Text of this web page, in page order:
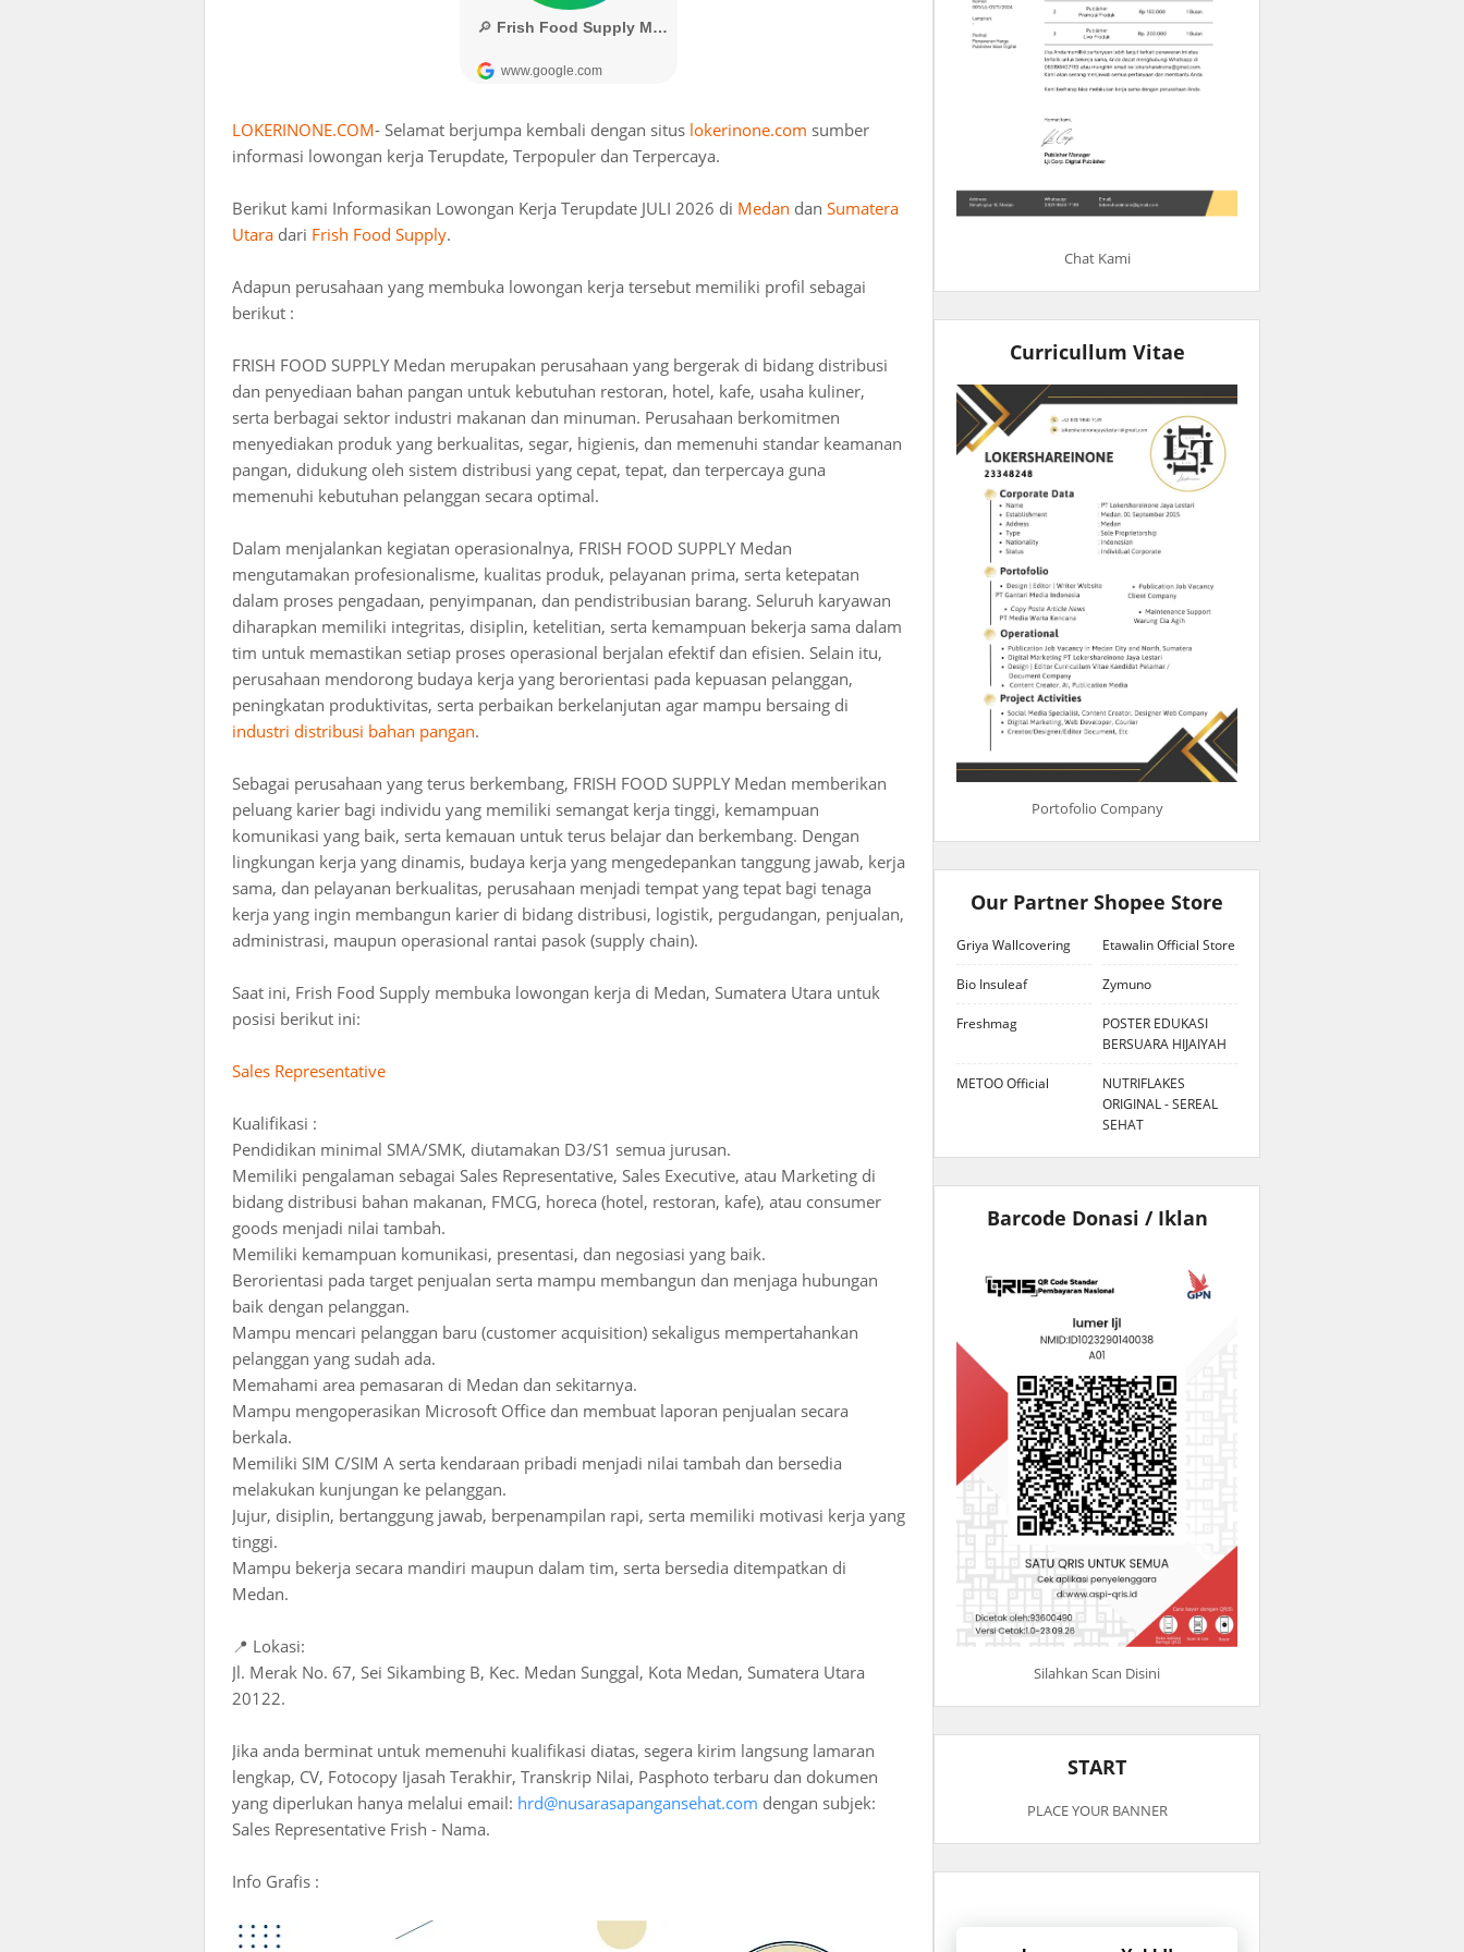
LOKERINONE.COM- Selamat berjumpa kembali dengan situs lokerinone.com sumber
informasi lowongan kerja Terupdate, Terpopuler dan Terpercaya.
Berikut kami Informasikan Lowongan Kerja Terupdate JULI 2026 di Medan dan Sumatera
Utara dari Frish Food Supply.
Adapun perusahaan yang membuka lowongan kerja tersebut memiliki profil sebagai
berikut :
FRISH FOOD SUPPLY Medan merupakan perusahaan yang bergerak di bidang distribusi
dan penyediaan bahan pangan untuk kebutuhan restoran, hotel, kafe, usaha kuliner,
serta berbagai sektor industri makanan dan minuman. Perusahaan berkomitmen
menyediakan produk yang berkualitas, segar, higienis, dan memenuhi standar keamanan
pangan, didukung oleh sistem distribusi yang cepat, tepat, dan terpercaya guna
memenuhi kebutuhan pelanggan secara optimal.
Dalam menjalankan kegiatan operasionalnya, FRISH FOOD SUPPLY Medan
mengutamakan profesionalisme, kualitas produk, pelayanan prima, serta ketepatan
dalam proses pengadaan, penyimpanan, dan pendistribusian barang. Seluruh karyawan
diharapkan memiliki integritas, disiplin, ketelitian, serta kemampuan bekerja sama dalam
tim untuk memastikan setiap proses operasional berjalan efektif dan efisien. Selain itu,
perusahaan mendorong budaya kerja yang berorientasi pada kepuasan pelanggan,
peningkatan produktivitas, serta perbaikan berkelanjutan agar mampu bersaing di
industri distribusi bahan pangan.
Sebagai perusahaan yang terus berkembang, FRISH FOOD SUPPLY Medan memberikan
peluang karier bagi individu yang memiliki semangat kerja tinggi, kemampuan
komunikasi yang baik, serta kemauan untuk terus belajar dan berkembang. Dengan
lingkungan kerja yang dinamis, budaya kerja yang mengedepankan tanggung jawab, kerja
sama, dan pelayanan berkualitas, perusahaan menjadi tempat yang tepat bagi tenaga
kerja yang ingin membangun karier di bidang distribusi, logistik, pergudangan, penjualan,
administrasi, maupun operasional rantai pasok (supply chain).
Saat ini, Frish Food Supply membuka lowongan kerja di Medan, Sumatera Utara untuk
posisi berikut ini:
Sales Representative
Kualifikasi :
Pendidikan minimal SMA/SMK, diutamakan D3/S1 semua jurusan.
Memiliki pengalaman sebagai Sales Representative, Sales Executive, atau Marketing di
bidang distribusi bahan makanan, FMCG, horeca (hotel, restoran, kafe), atau consumer
goods menjadi nilai tambah.
Memiliki kemampuan komunikasi, presentasi, dan negosiasi yang baik.
Berorientasi pada target penjualan serta mampu membangun dan menjaga hubungan
baik dengan pelanggan.
Mampu mencari pelanggan baru (customer acquisition) sekaligus mempertahankan
pelanggan yang sudah ada.
Memahami area pemasaran di Medan dan sekitarnya.
Mampu mengoperasikan Microsoft Office dan membuat laporan penjualan secara
berkala.
Memiliki SIM C/SIM A serta kendaraan pribadi menjadi nilai tambah dan bersedia
melakukan kunjungan ke pelanggan.
Jujur, disiplin, bertanggung jawab, berpenampilan rapi, serta memiliki motivasi kerja yang
tinggi.
Mampu bekerja secara mandiri maupun dalam tim, serta bersedia ditempatkan di
Medan.
📍 Lokasi:
Jl. Merak No. 67, Sei Sikambing B, Kec. Medan Sunggal, Kota Medan, Sumatera Utara
20122.
Jika anda berminat untuk memenuhi kualifikasi diatas, segera kirim langsung lamaran
lengkap, CV, Fotocopy Ijasah Terakhir, Transkrip Nilai, Pasphoto terbaru dan dokumen
yang diperlukan hanya melalui email: hrd@nusarasapangansehat.com dengan subjek:
Sales Representative Frish - Nama.
Info Grafis :
Chat Kami
Curricullum Vitae
Portofolio Company
Our Partner Shopee Store
Griya Wallcovering Etawalin Official Store
Bio Insuleaf Zymuno
Freshmag
POSTER EDUKASI
BERSUARA HIJAIYAH
METOO Official
NUTRIFLAKES
ORIGINAL - SEREAL
SEHAT
Barcode Donasi / Iklan
Silahkan Scan Disini
START
PLACE YOUR BANNER